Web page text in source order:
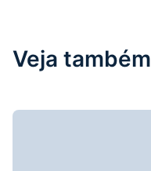
Veja também